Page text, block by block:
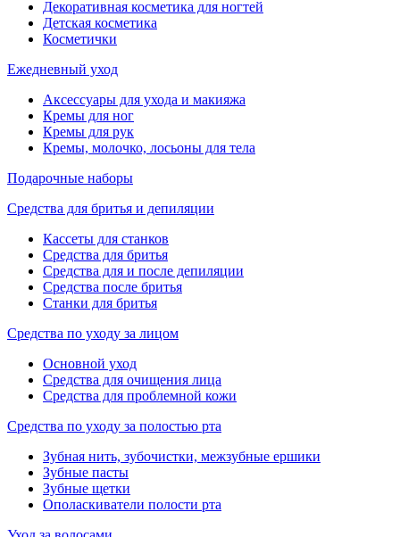
Декоративная косметика для ногтей
Детская косметика
Косметички
Ежедневный уход
Аксессуары для ухода и макияжа
Кремы для ног
Кремы для рук
Кремы, молочко, лосьоны для тела
Подарочные наборы
Средства для бритья и депиляции
Кассеты для станков
Средства для бритья
Средства для и после депиляции
Средства после бритья
Станки для бритья
Средства по уходу за лицом
Основной уход
Средства для очищения лица
Средства для проблемной кожи
Средства по уходу за полостью рта
Зубная нить, зубочистки, межзубные ершики
Зубные пасты
Зубные щетки
Ополаскиватели полости рта